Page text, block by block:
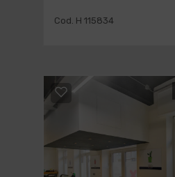
Cod. H 115834